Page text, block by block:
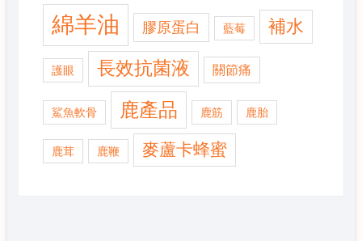
綿羊油 膠原蛋白 藍莓 補水
護眼 長效抗菌液 關節痛
鯊魚軟骨 鹿產品 鹿筋 鹿胎
鹿茸 鹿鞭 麥蘆卡蜂蜜